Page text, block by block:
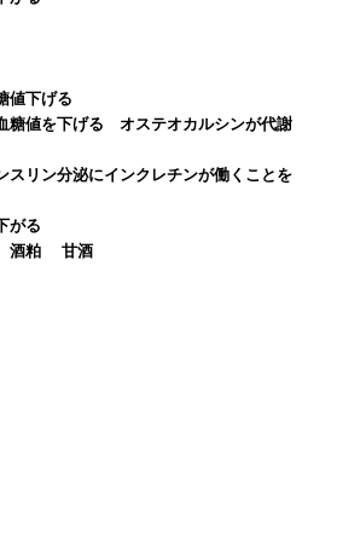
値下げる
糖値を下げる オステオカルシンが代謝
スリン分泌にインクレチンが働くことを
がる
酒粕 甘酒